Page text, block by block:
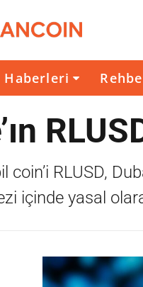
Haberleri
coin’i RLUSD,
içinde yasal